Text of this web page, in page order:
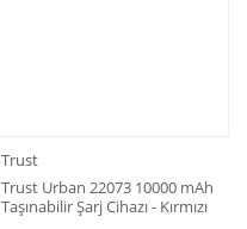
Trust
Trust Urban 22073 10000 mAh
Taşınabilir Şarj Cihazı - Kırmızı